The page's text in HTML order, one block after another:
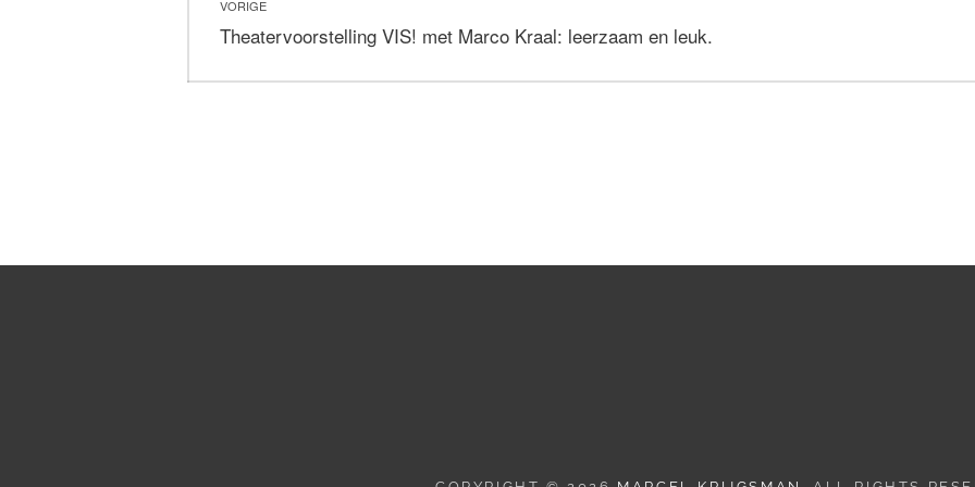
navigatie
VORIGE
Vorig
Theatervoorstelling VIS! met Marco Kraal: leerzaam en leuk.